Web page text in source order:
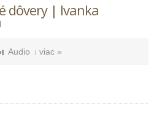
dôvery | Ivanka
Audio viac »